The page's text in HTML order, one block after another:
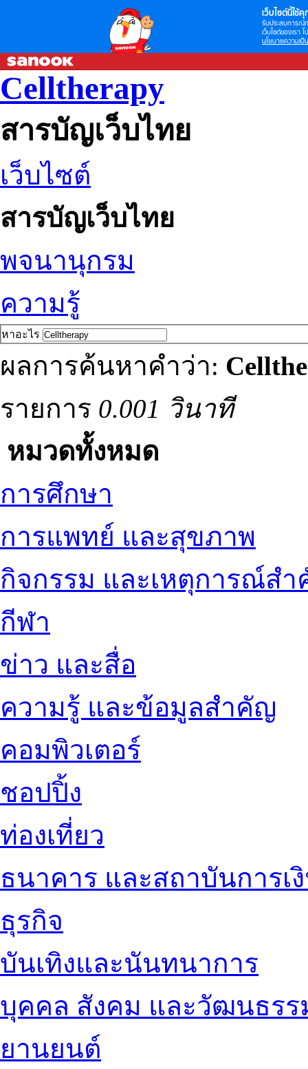
เว็บไซต์นี้ใช้คุ
รับประสบการณ์
เว็บไซต์ของเรา
นโยบายความเป็
Celltherapy
สารบัญเว็บไทย
เว็บไซต์
สารบัญเว็บไทย
พจนานุกรม
ความรู้
หาอะไร
ผลการค้นหาคำว่า:
รายการ 0.001 วินาที
หมวดทั้งหมด
การศึกษา
การแพทย์ และสุขภาพ
กิจกรรม และเหตุการณ์ส
กีฬา
ข่าว และสื่อ
ความรู้ และข้อมูลสำคัญ
คอมพิวเตอร์
ชอปปิ้ง
ท่องเที่ยว
ธนาคาร และสถาบันการเ
ธุรกิจ
บันเทิงและนันทนาการ
บุคคล สังคม และวัฒนธรร
ยานยนต์